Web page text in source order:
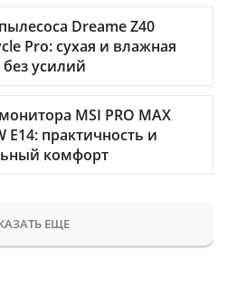
Dreame Z40
Pro: сухая и влажная
усилий
MSI PRO MAX
E14: практичность и
комфорт
ЕЩЕ